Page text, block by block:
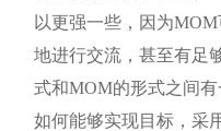
以更强一些，因为
地进行交流，甚至有足
式和MOM的形式之间有
如何能够实现目标，采